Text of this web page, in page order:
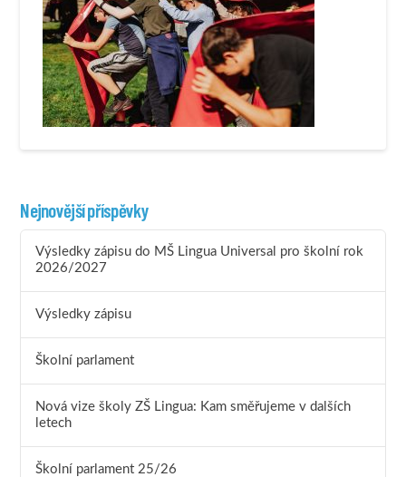
Nejnovější příspěvky
Výsledky zápisu do MŠ Lingua Universal pro školní rok
2026/2027
Výsledky zápisu
Školní parlament
Nová vize školy ZŠ Lingua: Kam směřujeme v dalších
letech
Školní parlament 25/26